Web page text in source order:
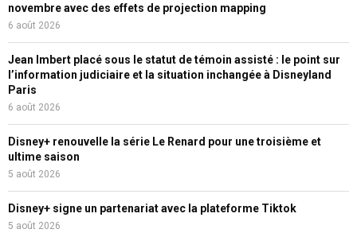
novembre avec des effets de projection mapping
6 août 2026
Jean Imbert placé sous le statut de témoin assisté : le point sur
l’information judiciaire et la situation inchangée à Disneyland
Paris
6 août 2026
Disney+ renouvelle la série Le Renard pour une troisième et
ultime saison
5 août 2026
Disney+ signe un partenariat avec la plateforme Tiktok
5 août 2026